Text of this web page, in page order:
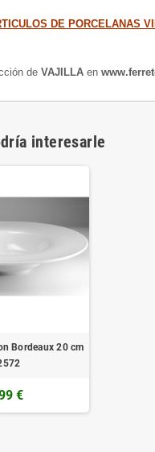
DE PORCELANAS
de VAJILLA en
interesarle
Bordeaux 20 cm
€